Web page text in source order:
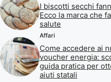
I biscotti secchi
Ecco la marca che
salute
Affari
Come accedere ai
voucher energia:
guida pratica per
aiuti statali